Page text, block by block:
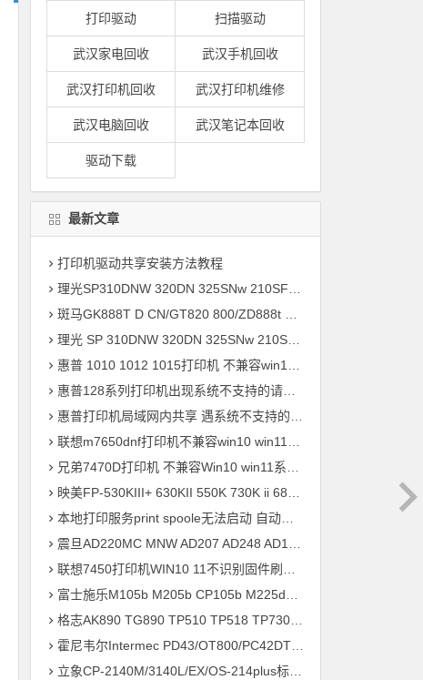
打印驱动 扫描驱动
武汉家电回收 武汉手机回收
武汉打印机回收 武汉打印机维修
武汉电脑回收 武汉笔记本回收
驱动下载
最新文章
打印机驱动共享安装方法教程
理光SP310DNW 320DN 325SNw 210SF 201SF 330SN打印机驱动安装
斑马GK888T D CN/GT820 800/ZD888t 420 421t打印机驱动软件安装
理光 SP 310DNW 320DN 325SNw 210SF 201SF 330SN打印机驱动安装
惠普 1010 1012 1015打印机 不兼容win10 win11系统 安装不上打印机
惠普128系列打印机出现系统不支持的请求命令 完美解决方案
惠普打印机局域网内共享 遇系统不支持的请求命令 错误快速解决问题
联想m7650dnf打印机不兼容win10 win11系统 安装不上打印机驱动程序快速解决方案
兄弟7470D打印机 不兼容Win10 win11系统 驱动安装不上 升级兼容固件程序 快速解决方案
映美FP-530KIII+ 630KII 550K 730K ii 680K 830K打印机驱动安装
本地打印服务print spoole无法启动 自动掉线问题 快速解决方案
震旦AD220MC MNW AD207 AD248 AD181 AD239 ADC218打印机驱动安装
联想7450打印机WIN10 11不识别固件刷机驱动安装
富士施乐M105b M205b CP105b M225dw M218fw P355d打印机驱动安装
格志AK890 TG890 TP510 TP518 TP730 TP734 TP733打印机驱动安装
霍尼韦尔Intermec PD43/OT800/PC42DT打印机驱动安装问题远程解决方案
立象CP-2140M/3140L/EX/OS-214plus标签打印机驱动安装问题远程解决方案